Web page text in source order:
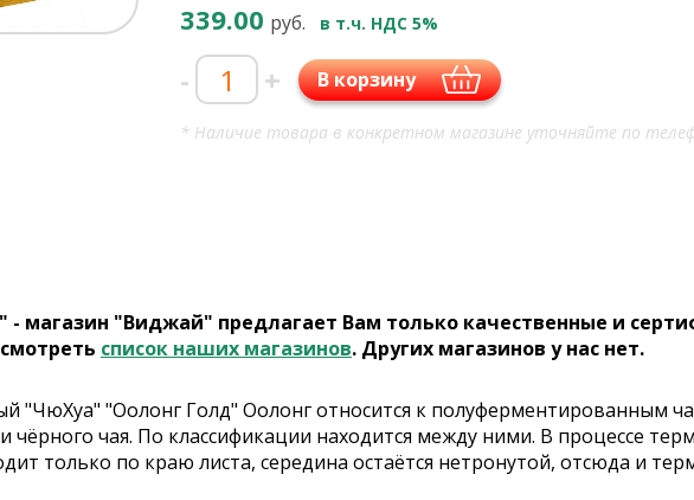
339.00 руб. в т.ч. НДС 5%
- + В корзину
* Наличие товара в конкретном магазине уточняйте по
магазин "Виджай" предлагает Вам только качественные и
список наших магазинов. Других магазинов у нас нет.
"ЧюХуа" "Оолонг Голд" Оолонг относится к полуферментированным
чёрного чая. По классификации находится между ними. В процессе
только по краю листа, середина остаётся нетронутой, отсюда и